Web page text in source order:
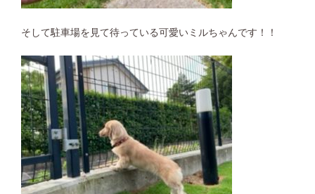
そして駐車場を見て待っている可愛いミルちゃんです！！